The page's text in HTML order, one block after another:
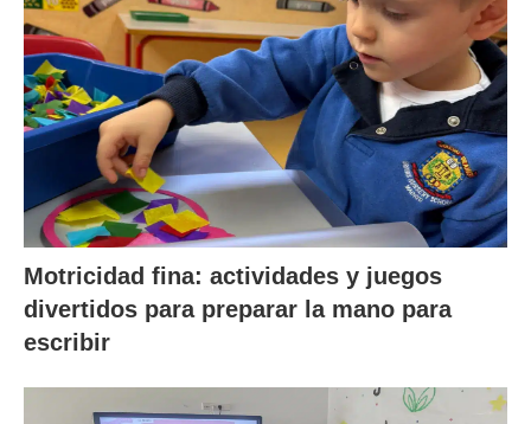
Motricidad fina: actividades y juegos
divertidos para preparar la mano para
escribir